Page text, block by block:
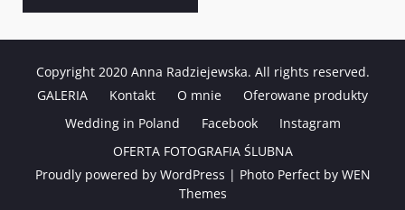
Copyright 2020 Anna Radziejewska. All rights reserved.
GALERIA
Kontakt O mnie
Oferowane produkty
Wedding in Poland
Facebook
Instagram
OFERTA FOTOGRAFIA ŚLUBNA
Proudly powered by WordPress | Photo Perfect by WEN
Themes